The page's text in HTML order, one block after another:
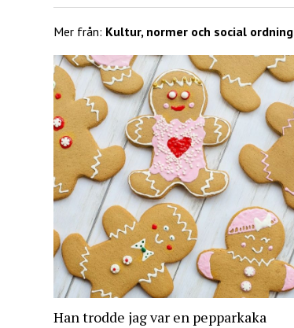
Mer från: Kultur, normer och social ordning
Han trodde jag var en pepparkaka